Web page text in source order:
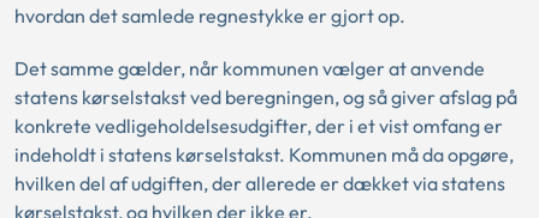
hvordan det samlede regnestykke er gjort op.
Det samme gælder, når kommunen vælger at anvende
statens kørselstakst ved beregningen, og så giver afslag på
konkrete vedligeholdelsesudgifter, der i et vist omfang er
indeholdt i statens kørselstakst. Kommunen må da opgøre,
hvilken del af udgiften, der allerede er dækket via statens
kørselstakst, og hvilken der ikke er.